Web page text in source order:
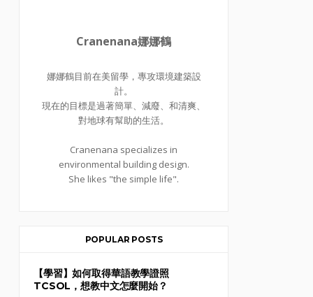
Cranenana娜娜鶴
娜娜鶴目前在美留學，專攻環境建築設
計。
現在的目標是過著簡單、減廢、和清爽、
對地球有幫助的生活。
Cranenana specializes in
environmental building design.
She likes "the simple life".
POPULAR POSTS
【學習】如何取得華語教學證照
TCSOL，想教中文怎麼開始？